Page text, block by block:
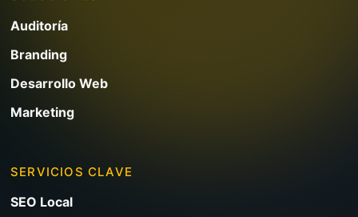
Auditoría
Branding
Desarrollo Web
Marketing
SERVICIOS CLAVE
SEO Local